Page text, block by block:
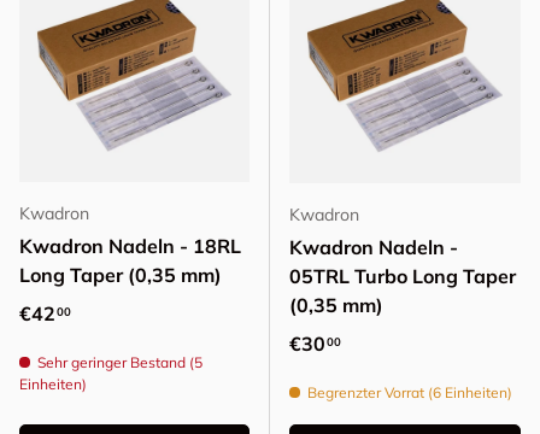
Kwadron
Kwadron Nadeln - 18RL
Long Taper (0,35 mm)
Normaler Preis
€4200
Sehr geringer Bestand (5
Einheiten)
Kwadron
Kwadron Nadeln -
05TRL Turbo Long Taper
(0,35 mm)
Normaler Preis
€3000
Begrenzter Vorrat (6 Einheiten)